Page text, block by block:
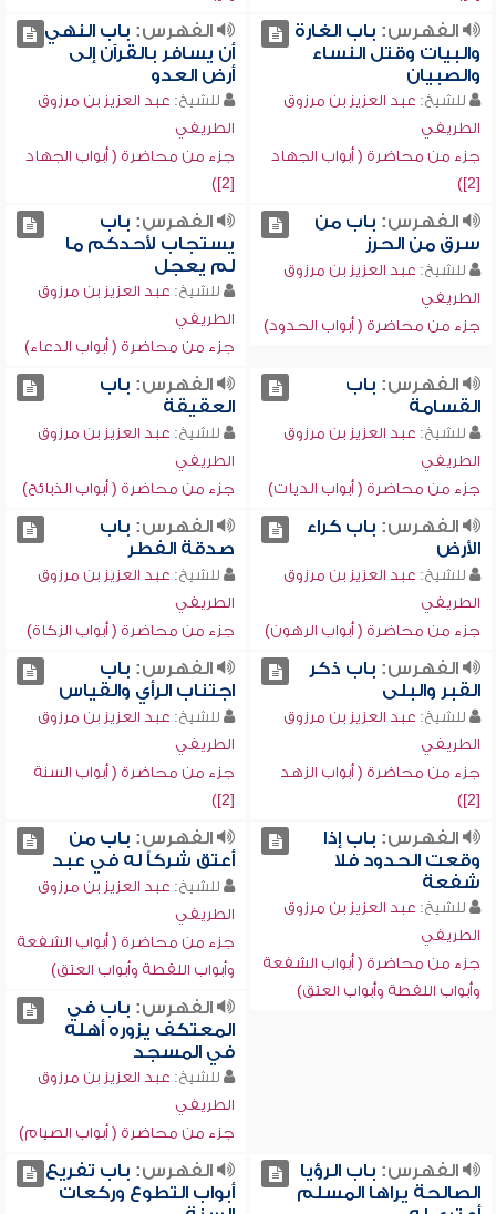
الفهرس: باب الغارة
والبيات وقتل النساء
والصبيان
للشيخ: عبد العزيز بن مرزوق
الطريفي
جزء من محاضرة ( أبواب الجهاد
[2])
الفهرس: باب النهي
أن يسافر بالقرآن إلى
أرض العدو
للشيخ: عبد العزيز بن مرزوق
الطريفي
جزء من محاضرة ( أبواب الجهاد
[2])
الفهرس: باب من
سرق من الحرز
للشيخ: عبد العزيز بن مرزوق
الطريفي
جزء من محاضرة ( أبواب الحدود)
الفهرس: باب
يستجاب لأحدكم ما
لم يعجل
للشيخ: عبد العزيز بن مرزوق
الطريفي
جزء من محاضرة ( أبواب الدعاء)
الفهرس: باب
القسامة
للشيخ: عبد العزيز بن مرزوق
الطريفي
جزء من محاضرة ( أبواب الديات)
الفهرس: باب
العقيقة
للشيخ: عبد العزيز بن مرزوق
الطريفي
جزء من محاضرة ( أبواب الذبائح)
الفهرس: باب كراء
الأرض
للشيخ: عبد العزيز بن مرزوق
الطريفي
جزء من محاضرة ( أبواب الرهون)
الفهرس: باب
صدقة الفطر
للشيخ: عبد العزيز بن مرزوق
الطريفي
جزء من محاضرة ( أبواب الزكاة)
الفهرس: باب ذكر
القبر والبلى
للشيخ: عبد العزيز بن مرزوق
الطريفي
جزء من محاضرة ( أبواب الزهد
[2])
الفهرس: باب
اجتناب الرأي والقياس
للشيخ: عبد العزيز بن مرزوق
الطريفي
جزء من محاضرة ( أبواب السنة
[2])
الفهرس: باب إذا
وقعت الحدود فلا
شفعة
للشيخ: عبد العزيز بن مرزوق
الطريفي
جزء من محاضرة ( أبواب الشفعة
وأبواب اللقطة وأبواب العتق)
الفهرس: باب من
أعتق شركاً له في عبد
للشيخ: عبد العزيز بن مرزوق
الطريفي
جزء من محاضرة ( أبواب الشفعة
وأبواب اللقطة وأبواب العتق)
الفهرس: باب في
المعتكف يزوره أهله
في المسجد
للشيخ: عبد العزيز بن مرزوق
الطريفي
جزء من محاضرة ( أبواب الصيام)
الفهرس: باب الرؤيا
الصالحة يراها المسلم
الفهرس: باب تفريع
أبواب التطوع وركعات